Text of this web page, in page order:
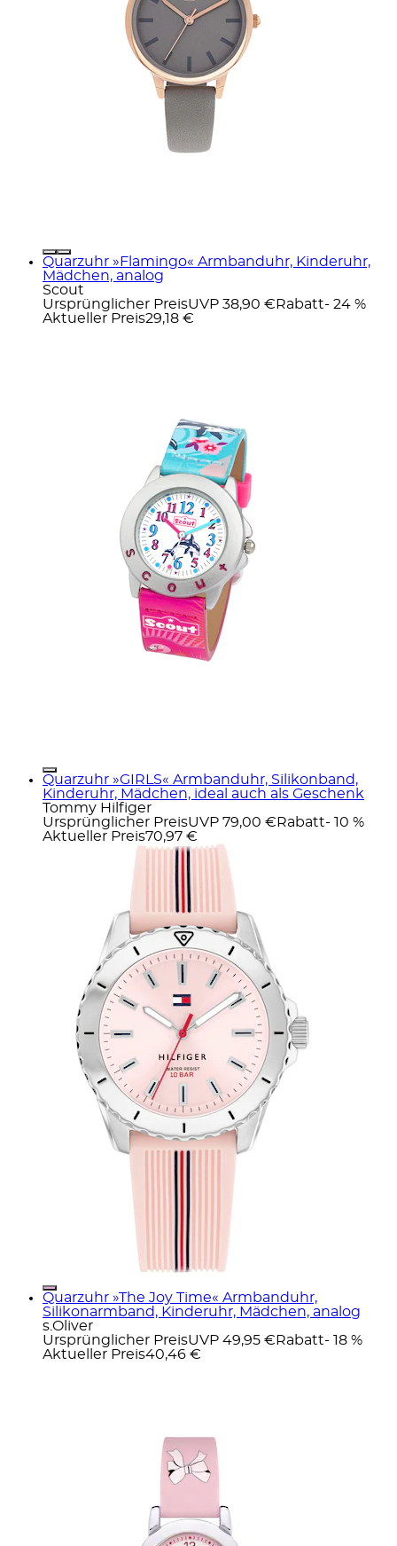
Quarzuhr »Flamingo« Armbanduhr, Kinderuhr,
Mädchen, analog
Scout
Ursprünglicher PreisUVP 38,90 € Rabatt- 24 %
Aktueller Preis29,18 €
Quarzuhr »GIRLS« Armbanduhr, Silikonband,
Kinderuhr, Mädchen, ideal auch als Geschenk
Tommy Hilfiger
Ursprünglicher PreisUVP 79,00 € Rabatt- 10 %
Aktueller Preis70,97 €
Quarzuhr »The Joy Time« Armbanduhr,
Silikonarmband, Kinderuhr, Mädchen, analog
s.Oliver
Ursprünglicher PreisUVP 49,95 € Rabatt- 18 %
Aktueller Preis40,46 €